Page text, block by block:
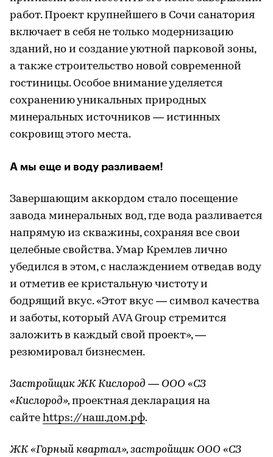
работ. Проект крупнейшего в Сочи санатория
включает в себя не только модернизацию
зданий, но и создание уютной парковой зоны,
а также строительство новой современной
гостиницы. Особое внимание уделяется
сохранению уникальных природных
минеральных источников — истинных
сокровищ этого места.
А мы еще и воду разливаем!
Завершающим аккордом стало посещение
завода минеральных вод, где вода разливается
напрямую из скважины, сохраняя все свои
целебные свойства. Умар Кремлев лично
убедился в этом, с наслаждением отведав воду
и отметив ее кристальную чистоту и
бодрящий вкус. «Этот вкус — символ качества
и заботы, который AVA Group стремится
заложить в каждый свой проект», —
резюмировал бизнесмен.
Застройщик ЖК Кислород — ООО «СЗ
«Кислород», проектная декларация на
сайте https://наш.дом.рф.
ЖК «Горный квартал», застройщик ООО «СЗ